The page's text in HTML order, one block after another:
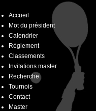
Accueil
Mot du président
Calendrier
Règlement
Classements
Invitations master
Recherche
Tournois
Contact
Master